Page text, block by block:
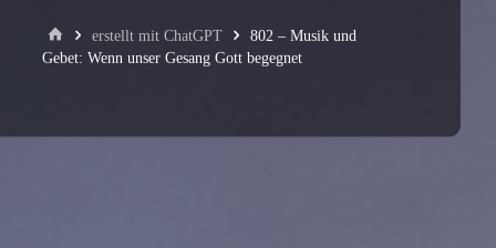
Starterstellt mit ChatGPT
802 – Musik und
Gebet: Wenn unser Gesang Gott begegnet